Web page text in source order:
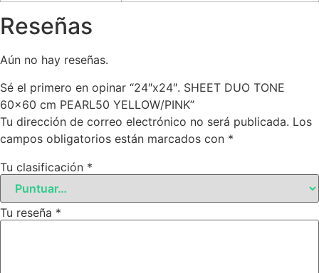
Reseñas
Aún no hay reseñas.
Sé el primero en opinar “24″x24″. SHEET DUO TONE
60×60 cm PEARL50 YELLOW/PINK”
Tu dirección de correo electrónico no será publicada. Los
campos obligatorios están marcados con *
Tu clasificación *
Tu reseña *